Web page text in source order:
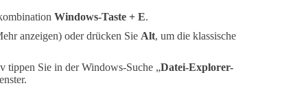
Windows-Taste + E.
anzeigen) oder drücken Sie Alt, um die klassische
tippen Sie in der Windows-Suche „Datei-Explorer-